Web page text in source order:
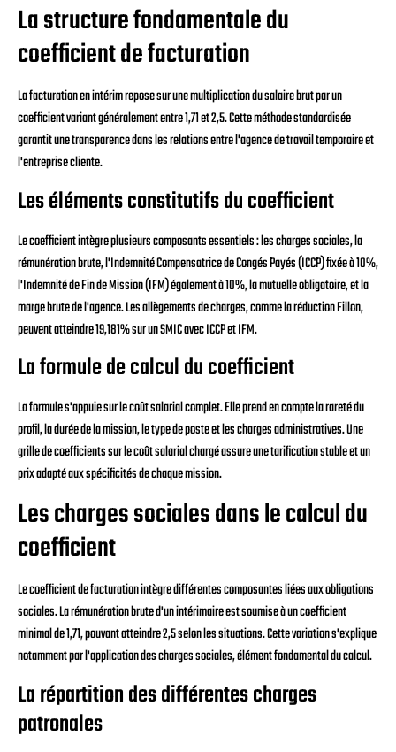
La structure fondamentale du
coefficient de facturation
La facturation en intérim repose sur une multiplication du salaire brut par un
coefficient variant généralement entre 1,71 et 2,5. Cette méthode standardisée
garantit une transparence dans les relations entre l'agence de travail temporaire et
l'entreprise cliente.
Les éléments constitutifs du coefficient
Le coefficient intègre plusieurs composants essentiels : les charges sociales, la
rémunération brute, l'Indemnité Compensatrice de Congés Payés (ICCP) fixée à 10%,
l'Indemnité de Fin de Mission (IFM) également à 10%, la mutuelle obligatoire, et la
marge brute de l'agence. Les allègements de charges, comme la réduction Fillon,
peuvent atteindre 19,181% sur un SMIC avec ICCP et IFM.
La formule de calcul du coefficient
La formule s'appuie sur le coût salarial complet. Elle prend en compte la rareté du
profil, la durée de la mission, le type de poste et les charges administratives. Une
grille de coefficients sur le coût salarial chargé assure une tarification stable et un
prix adapté aux spécificités de chaque mission.
Les charges sociales dans le calcul du
coefficient
Le coefficient de facturation intègre différentes composantes liées aux obligations
sociales. La rémunération brute d'un intérimaire est soumise à un coefficient
minimal de 1,71, pouvant atteindre 2,5 selon les situations. Cette variation s'explique
notamment par l'application des charges sociales, élément fondamental du calcul.
La répartition des différentes charges
patronales